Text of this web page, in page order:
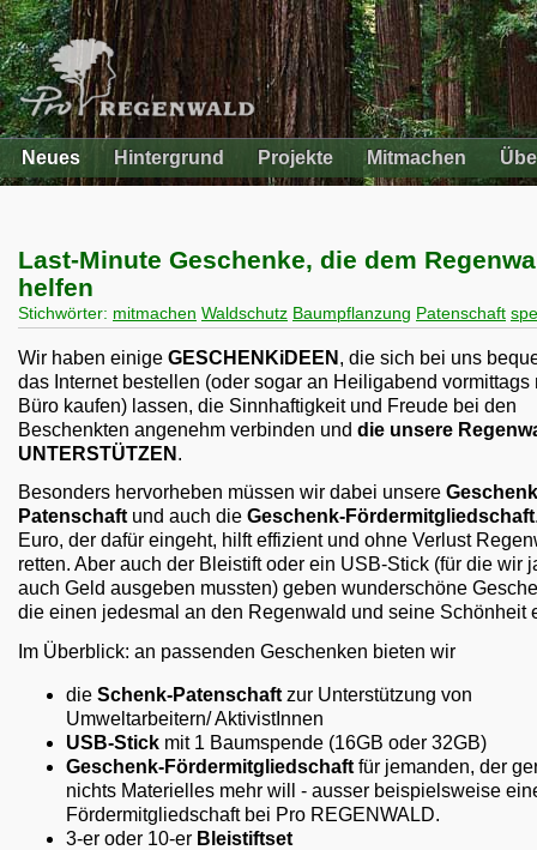
Neues Hintergrund Projekte Mitmachen
Last-Minute Geschenke, die dem
helfen
Stichwörter: mitmachen Waldschutz Baumpflanzung Patenschaft
Wir haben einige GESCHENKiDEEN , die sich bei uns
das Internet bestellen (oder sogar an Heiligabend vormittags
Büro kaufen) lassen, die Sinnhaftigkeit und Freude bei den
Beschenkten angenehm verbinden und die unsere
UNTERSTÜTZEN .
Besonders hervorheben müssen wir dabei unsere
Patenschaftund auch die Geschenk-Fördermitgliedschaft
Euro, der dafür eingeht, hilft effizient und ohne Verlust
retten. Aber auch der Bleistift oder ein USB-Stick (für die wir
auch Geld ausgeben mussten) geben wunderschöne
die einen jedesmal an den Regenwald und seine Schönheit
Im Überblick: an passenden Geschenken bieten wir
die Schenk-Patenschaft zur Unterstützung von
Umweltarbeitern/ AktivistInnen
USB-Stick mit 1 Baumspende (16GB oder 32GB)
Geschenk-Fördermitgliedschaft für jemanden, der
nichts Materielles mehr will - ausser beispielsweise
Fördermitgliedschaft bei Pro REGENWALD.
3-er oder 10-er Bleistiftset